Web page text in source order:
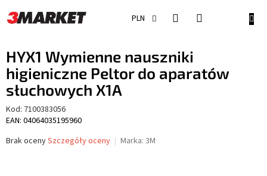
do
treści
PLN
HYX1 Wymienne nauszniki
higieniczne Peltor do aparatów
słuchowych X1A
Kod: 7100383056
EAN: 04064035195960
Średnia
Brak ocenySzczegóły oceny Marka: 3M